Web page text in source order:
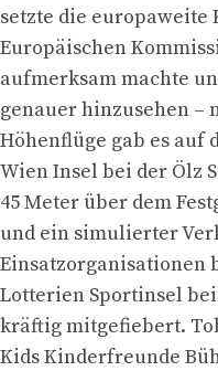
setzte die europaweite
Europäischen
aufmerksam machte
genauer hinzusehen –
Höhenflüge gab es auf
Wien Insel bei der Ölz
45 Meter über dem
und ein simulierter
Einsatzorganisationen
Lotterien Sportinsel
kräftig mitgefiebert.
Kids Kinderfreunde